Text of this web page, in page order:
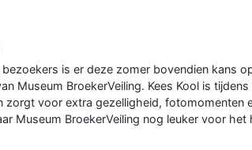
is er deze zomer bovendien kans
Museum BroekerVeiling. Kees Kool is
zorgt voor extra gezelligheid, fotomomenten
Museum BroekerVeiling nog leuker voor het